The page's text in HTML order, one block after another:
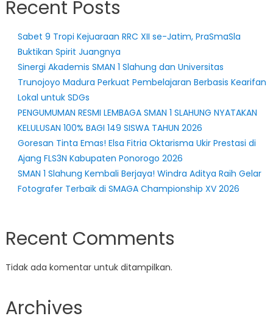
Recent Posts
Sabet 9 Tropi Kejuaraan RRC XII se-Jatim, PraSmaSla
Buktikan Spirit Juangnya
Sinergi Akademis SMAN 1 Slahung dan Universitas
Trunojoyo Madura Perkuat Pembelajaran Berbasis Kearifan
Lokal untuk SDGs
PENGUMUMAN RESMI LEMBAGA SMAN 1 SLAHUNG NYATAKAN
KELULUSAN 100% BAGI 149 SISWA TAHUN 2026
Goresan Tinta Emas! Elsa Fitria Oktarisma Ukir Prestasi di
Ajang FLS3N Kabupaten Ponorogo 2026
SMAN 1 Slahung Kembali Berjaya! Windra Aditya Raih Gelar
Fotografer Terbaik di SMAGA Championship XV 2026
Recent Comments
Tidak ada komentar untuk ditampilkan.
Archives